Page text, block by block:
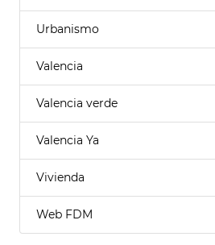
Urbanismo
Valencia
Valencia verde
Valencia Ya
Vivienda
Web FDM